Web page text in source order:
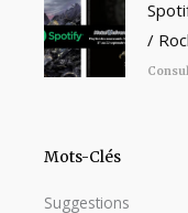
/
Mots-Clés
Suggestions